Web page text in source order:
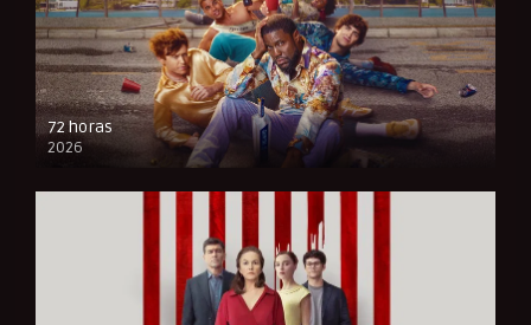
72 horas
2026
FULL HD